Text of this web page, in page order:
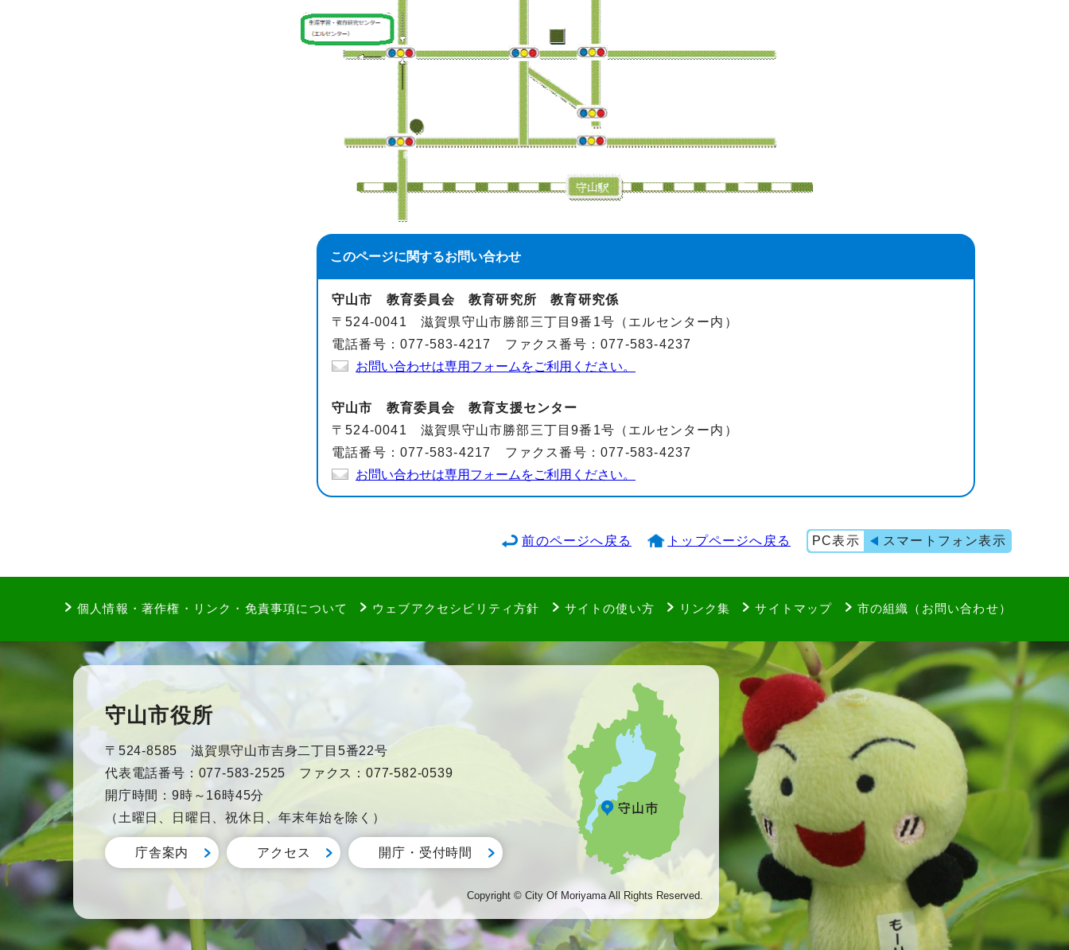
このページに関するお問い合わせ
守山市 教育委員会 教育研究所 教育研究係
〒524-0041 滋賀県守山市勝部三丁目9番1号（エルセンター内）
電話番号：077-583-4217 ファクス番号：077-583-4237
お問い合わせは専用フォームをご利用ください。
守山市 教育委員会 教育支援センター
〒524-0041 滋賀県守山市勝部三丁目9番1号（エルセンター内）
電話番号：077-583-4217 ファクス番号：077-583-4237
お問い合わせは専用フォームをご利用ください。
前のページへ戻る トップページへ戻る PC表示 スマートフォン表示
個人情報・著作権・リンク・免責事項について ウェブアクセシビリティ方針 サイトの使い方 リンク集 サイトマップ 市の組織（お問い合わせ）
守山市役所
〒524-8585 滋賀県守山市吉身二丁目5番22号
代表電話番号：077-583-2525 ファクス：077-582-0539
開庁時間：9時～16時45分
（土曜日、日曜日、祝休日、年末年始を除く）
庁舎案内 アクセス 開庁・受付時間
Copyright © City Of Moriyama All Rights Reserved.